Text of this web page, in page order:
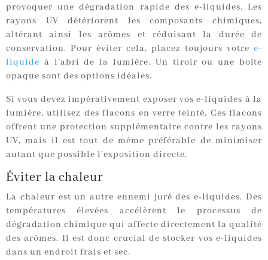
provoquer une dégradation rapide des e-liquides. Les
rayons UV détériorent les composants chimiques,
altérant ainsi les arômes et réduisant la durée de
conservation. Pour éviter cela, placez toujours votre e-
liquide à l’abri de la lumière. Un tiroir ou une boîte
opaque sont des options idéales.
Si vous devez impérativement exposer vos e-liquides à la
lumière, utilisez des flacons en verre teinté. Ces flacons
offrent une protection supplémentaire contre les rayons
UV, mais il est tout de même préférable de minimiser
autant que possible l’exposition directe.
Éviter la chaleur
La chaleur est un autre ennemi juré des e-liquides. Des
températures élevées accélèrent le processus de
dégradation chimique qui affecte directement la qualité
des arômes. Il est donc crucial de stocker vos e-liquides
dans un endroit frais et sec.